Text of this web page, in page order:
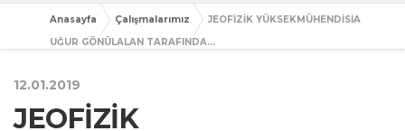
Anasayfa Çalışmalarımız
JEOFİZİK YÜKSEKMÜHENDİSİA
UĞUR GÖNÜLALAN TARAFINDA...
12.01.2019
JEOFİZİK